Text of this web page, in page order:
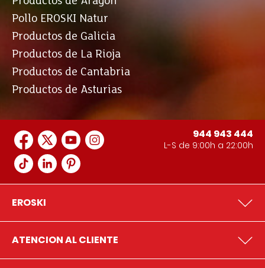
Pollo EROSKI Natur
Productos de Galicia
Productos de La Rioja
Productos de Cantabria
Productos de Asturias
944 943 444
L-S de 9:00h a 22:00h
EROSKI
ATENCION AL CLIENTE